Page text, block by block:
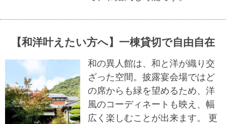
【和洋叶えたい方へ】一棟貸切で自由自在
和の異人館は、和と洋が織り交
ざった空間。披露宴会場ではど
の席からも緑を望めるため、洋
風のコーディネートも映え、幅
広く楽しむことが出来ます。 更